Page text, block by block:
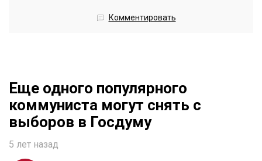
Комментировать
Еще одного популярного
коммуниста могут снять с
выборов в Госдуму
5 лет назад